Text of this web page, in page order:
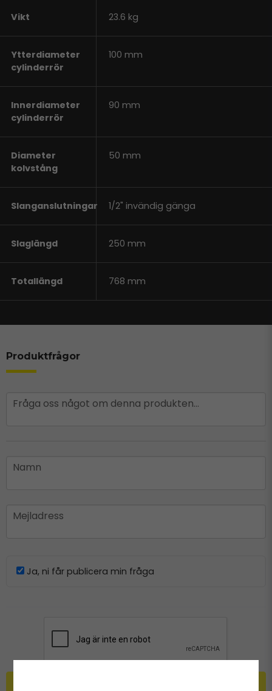
Vikt 23.6 kg
Ytterdiameter
cylinderrör
100 mm
Innerdiameter
cylinderrör
90 mm
Diameter
kolvstång
50 mm
Slanganslutningar 1/2" invändig gänga
Slaglängd 250 mm
Totallängd 768 mm
Produktfrågor
question
Fråga oss något om denna produkten...
name
Namn
email
Mejladress
Ja, ni får publicera min fråga